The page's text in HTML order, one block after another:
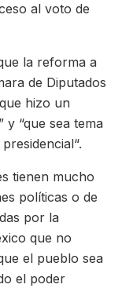
al voto de
la reforma a
de Diputados
hizo un
y “que sea tema
tienen mucho
políticas o de
por la
que no
el pueblo sea
el poder